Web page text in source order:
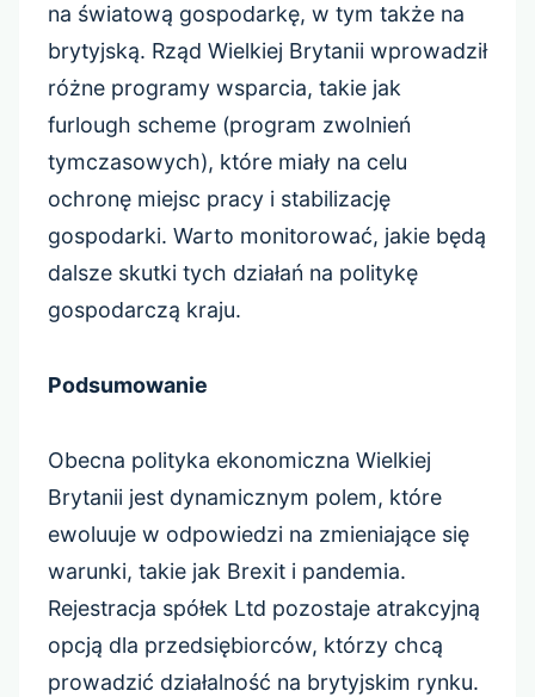
na światową gospodarkę, w tym także na
brytyjską. Rząd Wielkiej Brytanii wprowadził
różne programy wsparcia, takie jak
furlough scheme (program zwolnień
tymczasowych), które miały na celu
ochronę miejsc pracy i stabilizację
gospodarki. Warto monitorować, jakie będą
dalsze skutki tych działań na politykę
gospodarczą kraju.
Podsumowanie
Obecna polityka ekonomiczna Wielkiej
Brytanii jest dynamicznym polem, które
ewoluuje w odpowiedzi na zmieniające się
warunki, takie jak Brexit i pandemia.
Rejestracja spółek Ltd pozostaje atrakcyjną
opcją dla przedsiębiorców, którzy chcą
prowadzić działalność na brytyjskim rynku.